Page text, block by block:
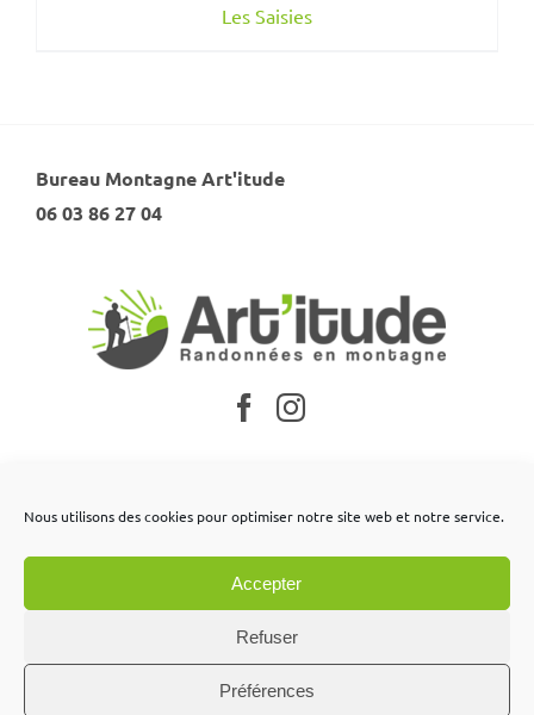
Nous utilisons des cookies pour optimiser notre site web et notre service.
Accepter
Refuser
Préférences
Les Saisies
Bureau Montagne Art'itude
06 03 86 27 04
Nos partenaires
Conditions générales de vente